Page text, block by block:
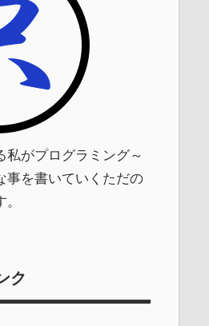
私がプログラミング～
事を書いていくただの
ク